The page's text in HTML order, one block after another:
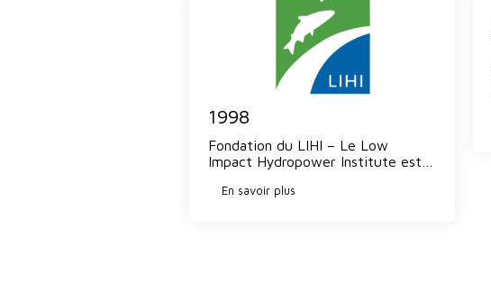
1998
Fondation du LIHI – Le Low
Impact Hydropower Institute est…
En savoir plus